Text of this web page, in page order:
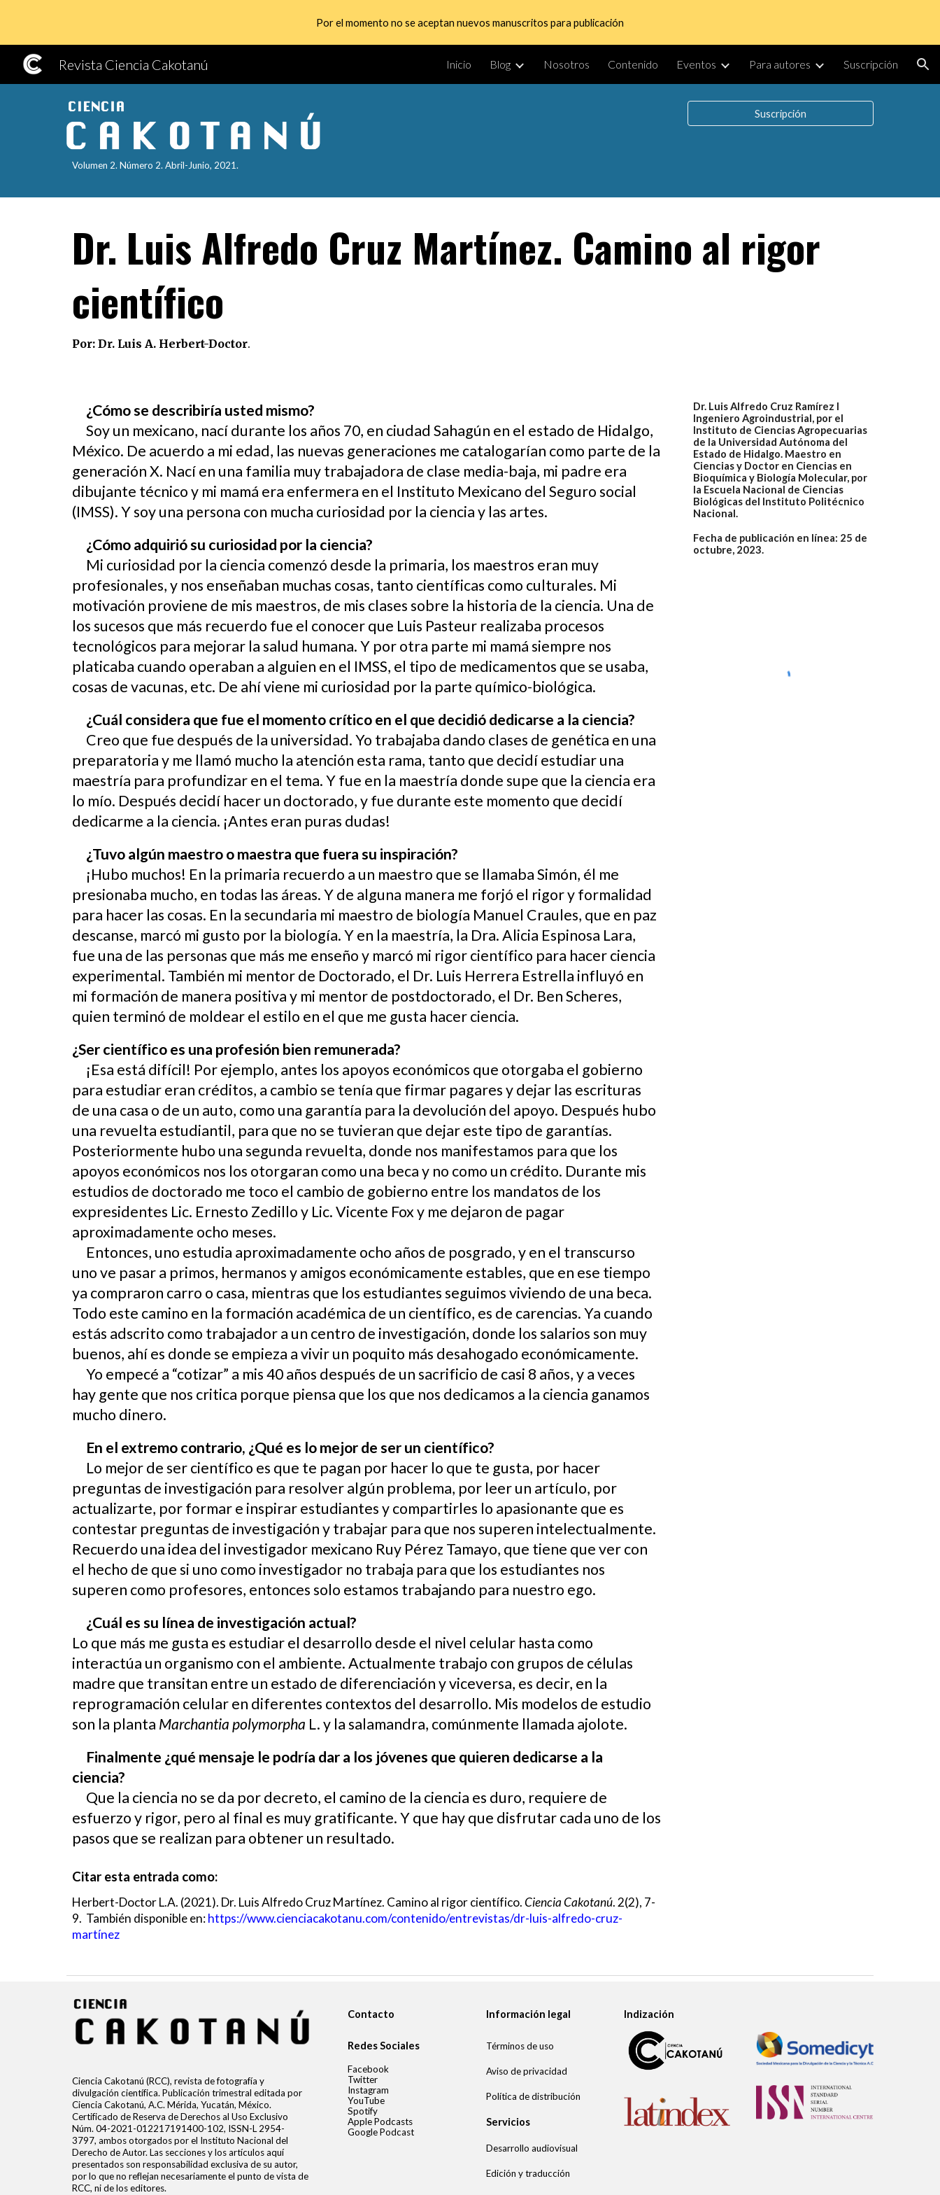
Skip to main content Skip to navigation
Por el momento no se aceptan nuevos manuscritos para publicación
Revista Ciencia Cakotanú Inicio Blog Nosotros Contenido Eventos Para autores Suscripción
Volumen 2. Número 2.Abril-Junio, 2021.
Suscripción
Dr. Luis Alfredo Cruz Martínez. Camino al rigor
científico
Por: Dr. Luis A. Herbert-Doctor.
¿Cómo se describiría usted mismo?
Soy un mexicano, nací durante los años 70, en ciudad Sahagún en el estado de Hidalgo,
México. De acuerdo a mi edad, las nuevas generaciones me catalogarían como parte de la
generación X. Nací en una familia muy trabajadora de clase media-baja, mi padre era
dibujante técnico y mi mamá era enfermera en el Instituto Mexicano del Seguro social
(IMSS). Y soy una persona con mucha curiosidad por la ciencia y las artes.
¿Cómo adquirió su curiosidad por la ciencia?
Mi curiosidad por la ciencia comenzó desde la primaria, los maestros eran muy
profesionales, y nos enseñaban muchas cosas, tanto científicas como culturales. Mi
motivación proviene de mis maestros, de mis clases sobre la historia de la ciencia. Una de
los sucesos que más recuerdo fue el conocer que Luis Pasteur realizaba procesos
tecnológicos para mejorar la salud humana. Y por otra parte mi mamá siempre nos
platicaba cuando operaban a alguien en el IMSS, el tipo de medicamentos que se usaba,
cosas de vacunas, etc. De ahí viene mi curiosidad por la parte químico-biológica.
¿Cuál considera que fue el momento crítico en el que decidió dedicarse a la ciencia?
Creo que fue después de la universidad. Yo trabajaba dando clases de genética en una
preparatoria y me llamó mucho la atención esta rama, tanto que decidí estudiar una
maestría para profundizar en el tema. Y fue en la maestría donde supe que la ciencia era
lo mío. Después decidí hacer un doctorado, y fue durante este momento que decidí
dedicarme a la ciencia. ¡Antes eran puras dudas!
¿Tuvo algún maestro o maestra que fuera su inspiración?
¡Hubo muchos! En la primaria recuerdo a un maestro que se llamaba Simón, él me
presionaba mucho, en todas las áreas. Y de alguna manera me forjó el rigor y formalidad
para hacer las cosas. En la secundaria mi maestro de biología Manuel Craules, que en paz
descanse, marcó mi gusto por la biología. Y en la maestría, la Dra. Alicia Espinosa Lara,
fue una de las personas que más me enseño y marcó mi rigor científico para hacer ciencia
experimental. También mi mentor de Doctorado, el Dr. Luis Herrera Estrella influyó en
mi formación de manera positiva y mi mentor de postdoctorado, el Dr. Ben Scheres,
quien terminó de moldear el estilo en el que me gusta hacer ciencia.
¿Ser científico es una profesión bien remunerada?
¡Esa está difícil! Por ejemplo, antes los apoyos económicos que otorgaba el gobierno
para estudiar eran créditos, a cambio se tenía que firmar pagares y dejar las escrituras
de una casa o de un auto, como una garantía para la devolución del apoyo. Después hubo
una revuelta estudiantil, para que no se tuvieran que dejar este tipo de garantías.
Posteriormente hubo una segunda revuelta, donde nos manifestamos para que los
apoyos económicos nos los otorgaran como una beca y no como un crédito. Durante mis
estudios de doctorado me toco el cambio de gobierno entre los mandatos de los
expresidentes Lic. Ernesto Zedillo y Lic. Vicente Fox y me dejaron de pagar
aproximadamente ocho meses.
Entonces, uno estudia aproximadamente ocho años de posgrado, y en el transcurso
uno ve pasar a primos, hermanos y amigos económicamente estables, que en ese tiempo
ya compraron carro o casa, mientras que los estudiantes seguimos viviendo de una beca.
Todo este camino en la formación académica de un científico, es de carencias. Ya cuando
estás adscrito como trabajador a un centro de investigación, donde los salarios son muy
buenos, ahí es donde se empieza a vivir un poquito más desahogado económicamente.
Yo empecé a “cotizar” a mis 40 años después de un sacrificio de casi 8 años, y a veces
hay gente que nos critica porque piensa que los que nos dedicamos a la ciencia ganamos
mucho dinero.
En el extremo contrario, ¿Qué es lo mejor de ser un científico?
Lo mejor de ser científico es que te pagan por hacer lo que te gusta, por hacer
preguntas de investigación para resolver algún problema, por leer un artículo, por
actualizarte, por formar e inspirar estudiantes y compartirles lo apasionante que es
contestar preguntas de investigación y trabajar para que nos superen intelectualmente.
Recuerdo una idea del investigador mexicano Ruy Pérez Tamayo, que tiene que ver con
el hecho de que si uno como investigador no trabaja para que los estudiantes nos
superen como profesores, entonces solo estamos trabajando para nuestro ego.
¿Cuál es su línea de investigación actual?
Lo que más me gusta es estudiar el desarrollo desde el nivel celular hasta como
interactúa un organismo con el ambiente. Actualmente trabajo con grupos de células
madre que transitan entre un estado de diferenciación y viceversa, es decir, en la
reprogramación celular en diferentes contextos del desarrollo. Mis modelos de estudio
son la planta Marchantia polymorpha L. y la salamandra, comúnmente llamada ajolote.
Finalmente ¿qué mensaje le podría dar a los jóvenes que quieren dedicarse a la
ciencia?
Que la ciencia no se da por decreto, el camino de la ciencia es duro, requiere de
esfuerzo y rigor, pero al final es muy gratificante. Y que hay que disfrutar cada uno de los
pasos que se realizan para obtener un resultado.
Citar esta entrada como:
Herbert-DoctorL.A. (2021). Dr. Luis Alfredo Cruz Martínez. Camino al rigor científico.Ciencia Cakotanú. 2(2), 7-
9. También disponible en:https://www.cienciacakotanu.com/contenido/entrevistas/dr-luis-alfredo-cruz-
martínez
Dr. Luis Alfredo Cruz Ramírez I
Ingeniero Agroindustrial, por el
Instituto de Ciencias Agropecuarias
de la Universidad Autónoma del
Estado de Hidalgo.Maestro en
Ciencias y Doctor en Ciencias en
Bioquímica y Biología Molecular, por
la Escuela Nacional de Ciencias
Biológicas del Instituto Politécnico
Nacional.
Fecha de publicación en línea: 25 de
octubre, 2023.
Ciencia Cakotanú (RCC), revista de fotografía y
divulgación científica. Publicación trimestral editada por
Ciencia Cakotanú, A.C. Mérida, Yucatán, México.
Certificado de Reserva de Derechos al Uso Exclusivo
Núm. 04-2021-012217191400-102, ISSN-L 2954-
3797, ambos otorgados por el Instituto Nacional del
Derecho de Autor. Las secciones y los artículos aquí
presentados son responsabilidad exclusiva de su autor,
por lo que no reflejan necesariamente el punto de vista de
RCC, ni de los editores.
Contacto
Redes Sociales
Facebook
Twitter
Instagram
YouTube
Spotify
Apple Podcasts
Google Podcast
Información legal
Términos de uso
Aviso de privacidad
Política de distribución
Servicios
Desarrollo audiovisual
Edición y traducción
Indización